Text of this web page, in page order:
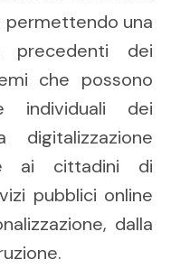
permettendo una
precedenti dei
che possono
individuali dei
ai cittadini di
pubblici online
dalla